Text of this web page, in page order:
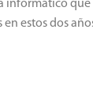
informático
estos dos